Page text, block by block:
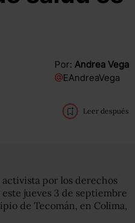
Por: Andrea Vega
@EAndreaVega
Leer después
por los derechos
jueves 3 de septiembre
de Tecomán, en Colima,